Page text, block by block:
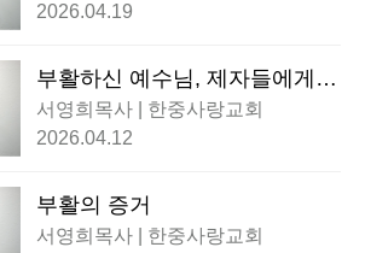
2026.04.19
부활하신 예수님, 제자들에게
나타나시다
서영희목사 | 한중사랑교회
2026.04.12
부활의 증거
서영희목사 | 한중사랑교회